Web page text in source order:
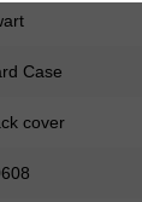
Case
cover